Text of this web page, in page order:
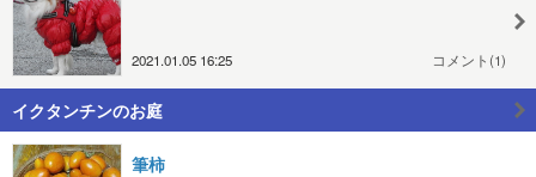
2021.01.05 16:25 コメント(1)
イクタンチンのお庭
筆柿